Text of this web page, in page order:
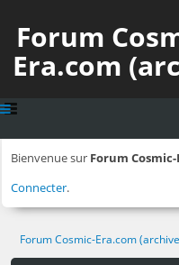
Forum
Era.com
Bienvenue sur Forum
Connecter.
Forum Cosmic-Era.com